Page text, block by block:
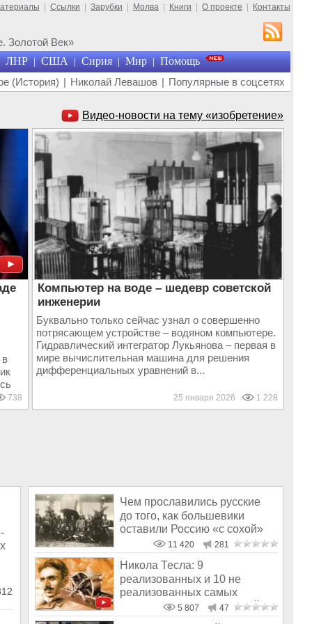
Ссылки Зарубки Молва Книги О проекте Контакты
Золотой Век»
ЛНР | США | Сирия | Мир | Помощь
(История) | Николай Левашов | Популярные в соцсетях
Видео-новости на тему «изобретение»
738
Компьютер на воде – шедевр советской
инженерии
Буквально только сейчас узнал о совершенно
потрясающем устройстве – водяном компьютере.
Гидравлический интегратор Лукьянова – первая в
мире вычислительная машина для решения
дифференциальных уравнений в...
25 января 2026 1 228
Чем прославились русские
до того, как большевики
оставили Россию «с сохой»
11 420 281
Никола Тесла: 9
реализованных и 10 не
реализованных самых
значительных изобретений
5 807 47